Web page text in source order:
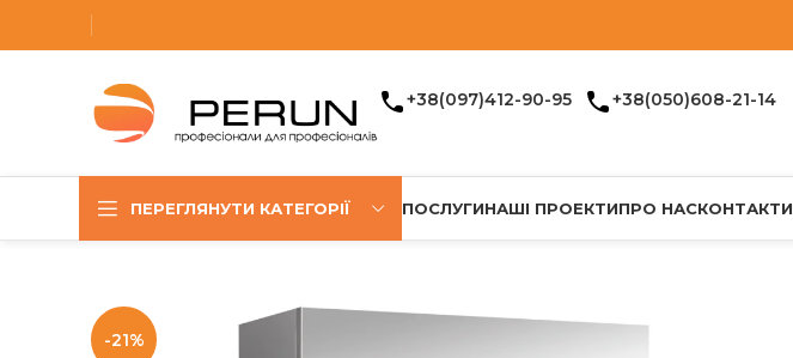
+38(097)412-90-95 +38(050)608-21-14
ПЕРЕГЛЯНУТИ КАТЕГОРІЇ ПОСЛУГИНАШІ ПРОЕКТИПРО НАСКОНТАКТИ
-21%